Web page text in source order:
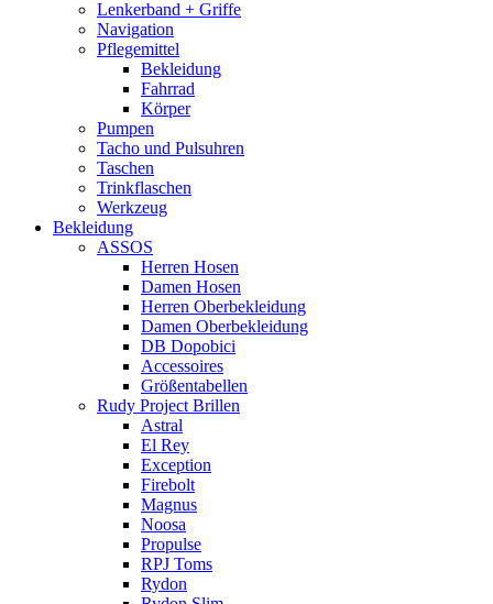
Lenkerband + Griffe
Navigation
Pflegemittel
Bekleidung
Fahrrad
Körper
Pumpen
Tacho und Pulsuhren
Taschen
Trinkflaschen
Werkzeug
Bekleidung
ASSOS
Herren Hosen
Damen Hosen
Herren Oberbekleidung
Damen Oberbekleidung
DB Dopobici
Accessoires
Größentabellen
Rudy Project Brillen
Astral
El Rey
Exception
Firebolt
Magnus
Noosa
Propulse
RPJ Toms
Rydon